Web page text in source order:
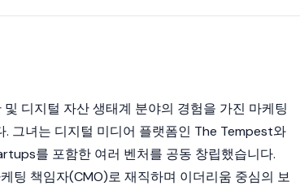
디지털 자산 생태계 분야의 경험을 가진 마케팅
그녀는 디지털 미디어 플랫폼인 The Tempest와
를 포함한 여러 벤처를 공동 창립했습니다.
팅 책임자(CMO)로 재직하며 이더리움 중심의 보